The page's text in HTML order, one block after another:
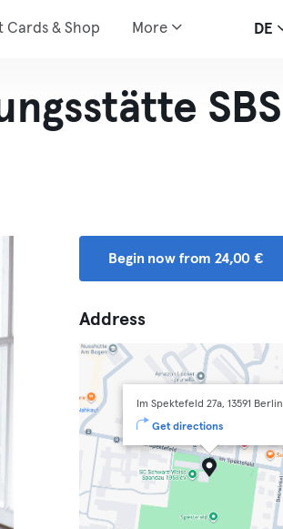
Cards & Shop More DE
SBS
Begin now from 24,00 €
Address
Im Spektefeld 27a, 13591 Berlin
Get directions